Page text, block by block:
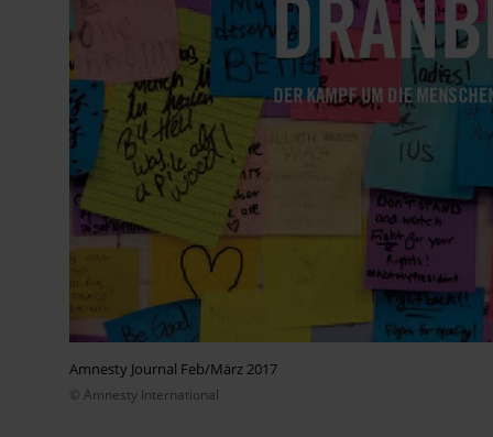
Amnesty Journal Feb/März 2017
© Amnesty International